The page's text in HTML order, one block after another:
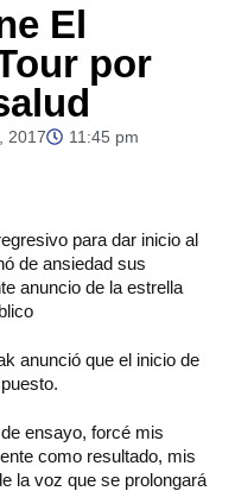
El
por
2017
11:45 pm
para dar inicio al
de ansiedad sus
anuncio de la estrella
anunció que el inicio de
ensayo, forcé mis
como resultado, mis
la voz que se prolongará